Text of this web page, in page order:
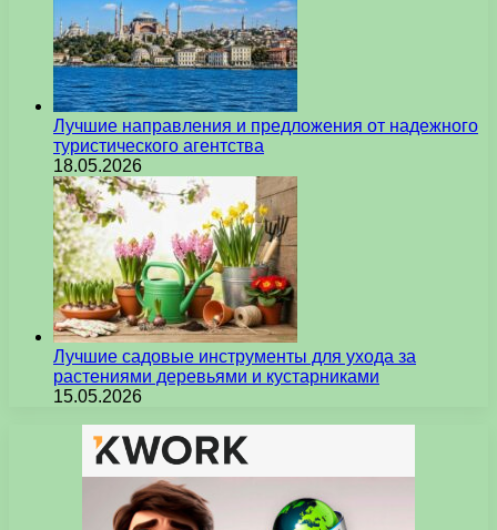
Лучшие направления и предложения от надежного
туристического агентства
18.05.2026
Лучшие садовые инструменты для ухода за
растениями деревьями и кустарниками
15.05.2026